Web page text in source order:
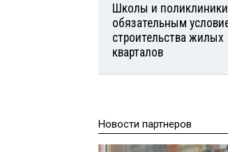
Школы и поликлиники
обязательным
строительства жилых
кварталов
Новости партнеров